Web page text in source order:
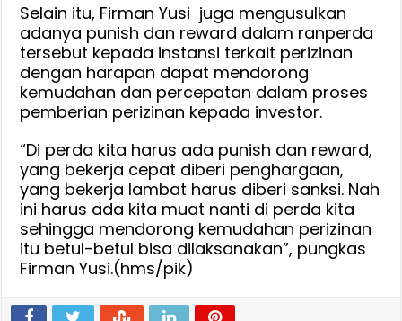
Selain itu, Firman Yusi juga mengusulkan
adanya punish dan reward dalam ranperda
tersebut kepada instansi terkait perizinan
dengan harapan dapat mendorong
kemudahan dan percepatan dalam proses
pemberian perizinan kepada investor.
“Di perda kita harus ada punish dan reward,
yang bekerja cepat diberi penghargaan,
yang bekerja lambat harus diberi sanksi. Nah
ini harus ada kita muat nanti di perda kita
sehingga mendorong kemudahan perizinan
itu betul-betul bisa dilaksanakan”, pungkas
Firman Yusi.(hms/pik)